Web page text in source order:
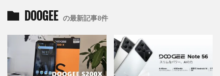
DOOGEE の最新記事8件